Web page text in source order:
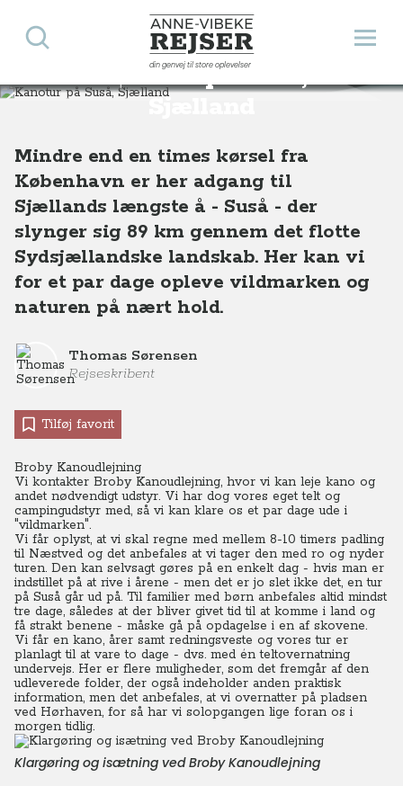
Anne-Vibeke Rejser
din genvej til store oplevelser
Åbn
Søg
Kanotur på Suså,
Sjælland
Destinationer Europa Danmark Kanotur på Suså, Sjælland
Mindre end en times kørsel fra
København er her adgang til
Sjællands længste å - Suså - der
slynger sig 89 km gennem det flotte
Sydsjællandske landskab. Her kan vi
for et par dage opleve vildmarken og
naturen på nært hold.
Thomas Sørensen
Rejseskribent
Tilføj favorit
Broby Kanoudlejning
Vi kontakter Broby Kanoudlejning, hvor vi kan leje kano og
andet nødvendigt udstyr. Vi har dog vores eget telt og
campingudstyr med, så vi kan klare os et par dage ude i
"vildmarken".
Vi får oplyst, at vi skal regne med mellem 8-10 timers padling
til Næstved og det anbefales at vi tager den med ro og nyder
turen. Den kan selvsagt gøres på en enkelt dag - hvis man er
indstillet på at rive i årene - men det er jo slet ikke det, en tur
på Suså går ud på. Til familier med børn anbefales altid mindst
tre dage, således at der bliver givet tid til at komme i land og
få strakt benene - måske gå på opdagelse i en af skovene.
Vi får en kano, årer samt redningsveste og vores tur er
planlagt til at vare to dage - dvs. med én teltovernatning
undervejs. Her er flere muligheder, som det fremgår af den
udleverede folder, der også indeholder anden praktisk
information, men det anbefales, at vi overnatter på pladsen
ved Hørhaven, for så har vi solopgangen lige foran os i
morgen tidlig.
Klargøring og isætning ved Broby Kanoudlejning